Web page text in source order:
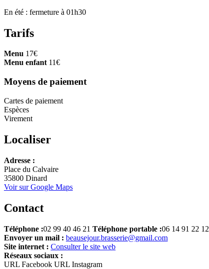
En été : fermeture à 01h30
Tarifs
Menu 17€
Menu enfant 11€
Moyens de paiement
Cartes de paiement
Espèces
Virement
Localiser
+
−
Adresse :
Place du Calvaire
35800 Dinard
Voir sur Google Maps
Contact
Téléphone :02 99 40 46 21 Téléphone portable :06 14 91 22 12
Envoyer un mail : beausejour.brasserie@gmail.com
Site internet : Consulter le site web
Réseaux sociaux :
URL Facebook URL Instagram